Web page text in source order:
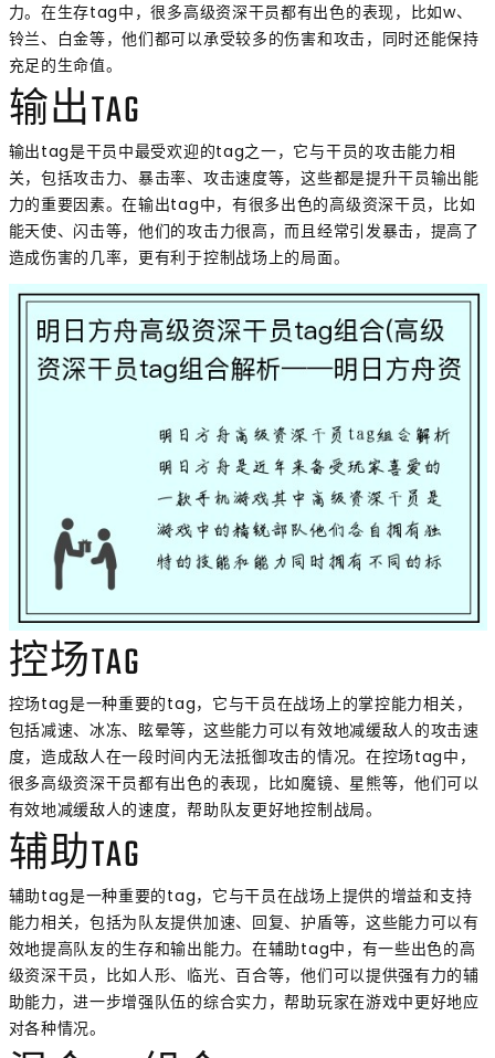
力。在生存tag中，很多高级资深干员都有出色的表现，比如w、
铃兰、白金等，他们都可以承受较多的伤害和攻击，同时还能保持
充足的生命值。
输出TAG
输出tag是干员中最受欢迎的tag之一，它与干员的攻击能力相
关，包括攻击力、暴击率、攻击速度等，这些都是提升干员输出能
力的重要因素。在输出tag中，有很多出色的高级资深干员，比如
能天使、闪击等，他们的攻击力很高，而且经常引发暴击，提高了
造成伤害的几率，更有利于控制战场上的局面。
控场TAG
控场tag是一种重要的tag，它与干员在战场上的掌控能力相关，
包括减速、冰冻、眩晕等，这些能力可以有效地减缓敌人的攻击速
度，造成敌人在一段时间内无法抵御攻击的情况。在控场tag中，
很多高级资深干员都有出色的表现，比如魔镜、星熊等，他们可以
有效地减缓敌人的速度，帮助队友更好地控制战局。
辅助TAG
辅助tag是一种重要的tag，它与干员在战场上提供的增益和支持
能力相关，包括为队友提供加速、回复、护盾等，这些能力可以有
效地提高队友的生存和输出能力。在辅助tag中，有一些出色的高
级资深干员，比如人形、临光、百合等，他们可以提供强有力的辅
助能力，进一步增强队伍的综合实力，帮助玩家在游戏中更好地应
对各种情况。